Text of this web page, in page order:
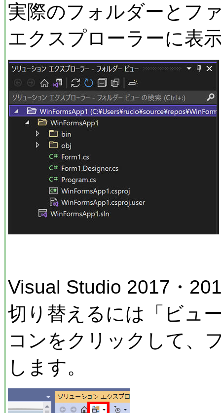
実際のフォルダーとフ
エクスプローラーに表
Visual Studio 2017・
切り替えるには「ビュ
コンをクリックして、
します。